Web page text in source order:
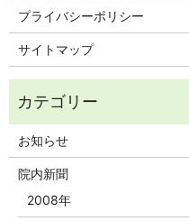
プライバシーポリシー
サイトマップ
お知らせ
院内新聞
2008年